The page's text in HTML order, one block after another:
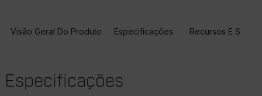
Visão Geral Do Produto Especificações Recursos E
Especificações